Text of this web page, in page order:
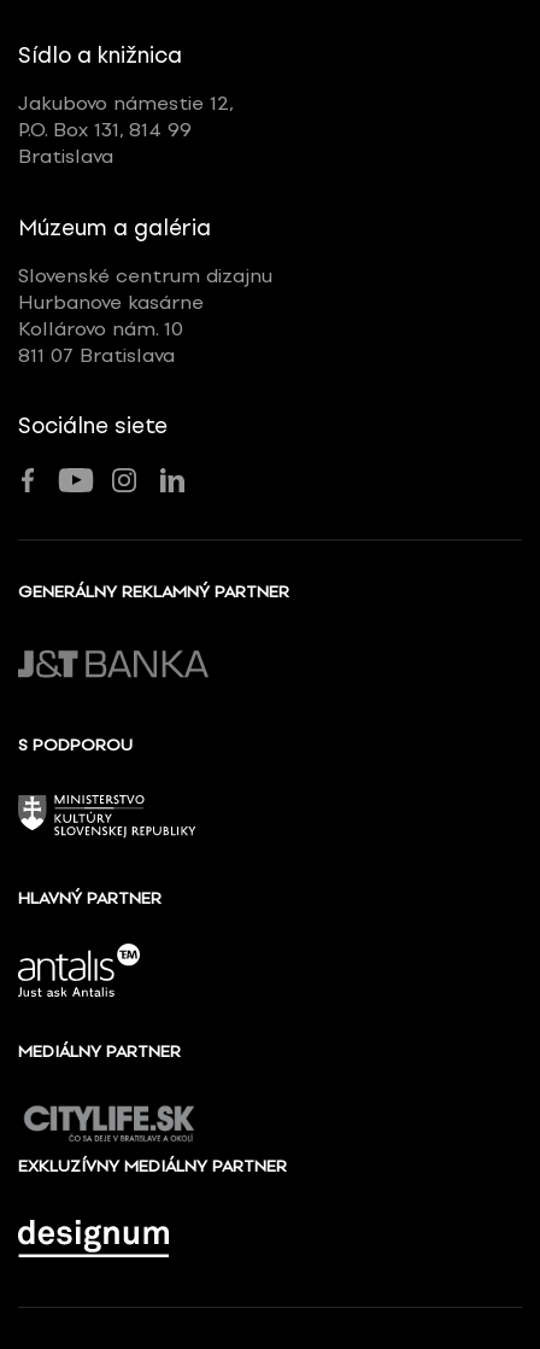
Sídlo a knižnica
Jakubovo námestie 12,
P.O. Box 131, 814 99
Bratislava
Múzeum a galéria
Slovenské centrum dizajnu
Hurbanove kasárne
Kollárovo nám. 10
811 07 Bratislava
Sociálne siete
GENERÁLNY REKLAMNÝ PARTNER
S PODPOROU
HLAVNÝ PARTNER
MEDIÁLNY PARTNER
EXKLUZÍVNY MEDIÁLNY PARTNER